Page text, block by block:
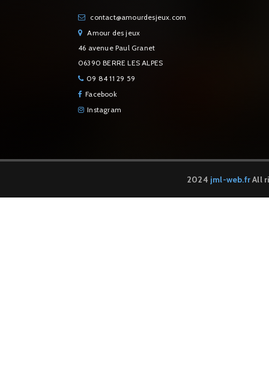
contact@amourdesjeux.com
Amour des jeux
46 avenue Paul Granet
06390 BERRE LES ALPES
09 84 11 29 59
Facebook
Instagram
2024 jml-web.frAll